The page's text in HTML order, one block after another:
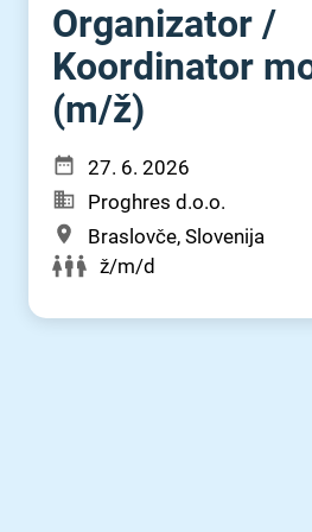
Organizator ⁠/⁠
Koordinator
(m⁠/⁠ž)
27. 6. 2026
Proghres d.o.o.
Braslovče, Slovenija
ž/m/d